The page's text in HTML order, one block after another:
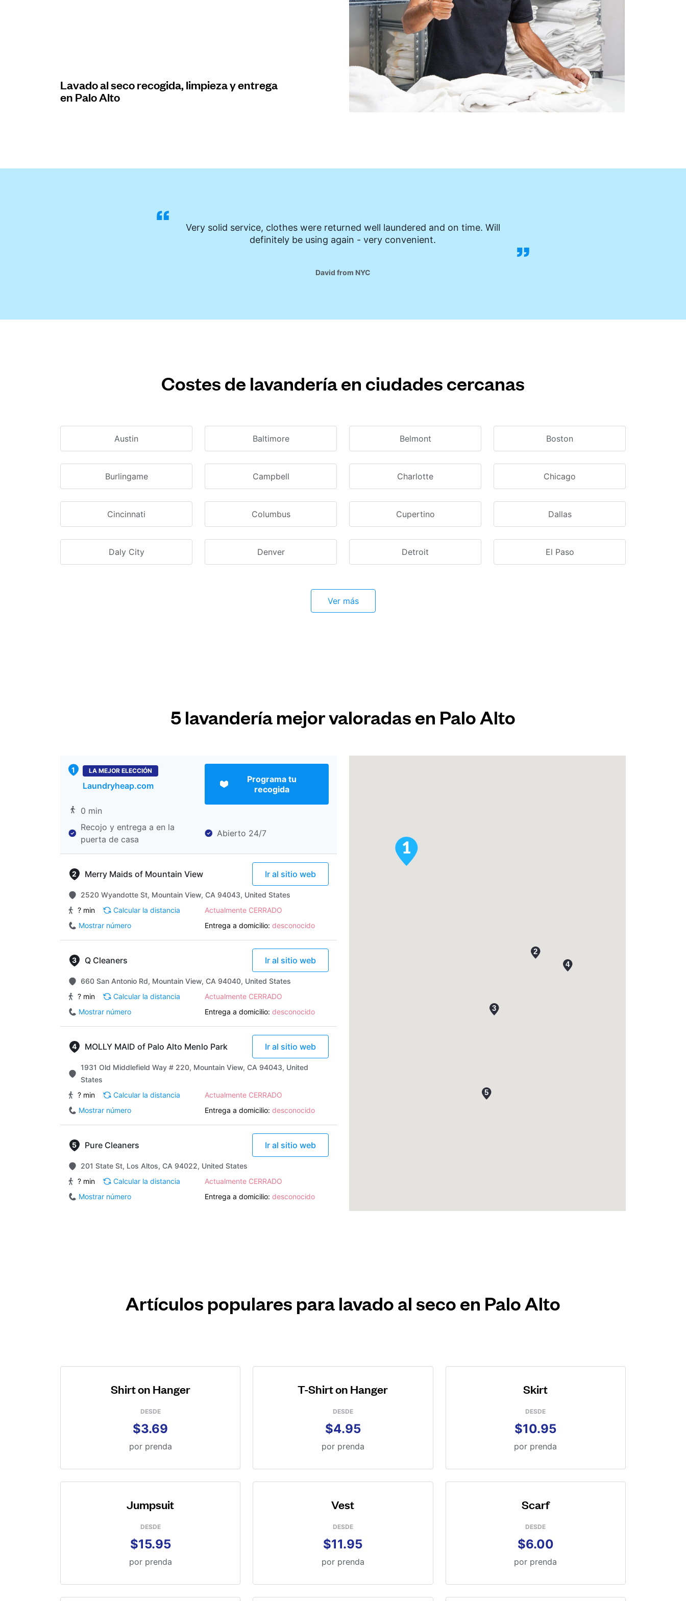
Lavado al seco recogida, limpieza y entrega
en Palo Alto
Very solid service, clothes were returned well laundered and on time. Will
definitely be using again - very convenient.
David from NYC
Costes de lavandería en ciudades cercanas
Austin Baltimore Belmont Boston
Burlingame Campbell Charlotte Chicago
Cincinnati Columbus Cupertino Dallas
Daly City Denver Detroit El Paso
Ver más
5 lavandería mejor valoradas en Palo Alto
LA MEJOR ELECCIÓN
Laundryheap.com
Programa tu
recogida
0 min
Recojo y entrega a en la
puerta de casa
Abierto 24/7
Merry Maids of Mountain View Ir al sitio web
2520 Wyandotte St, Mountain View, CA 94043, United States
? min
Calcular la distancia
Actualmente CERRADO
Mostrar número
Entrega a domicilio: desconocido
Q Cleaners Ir al sitio web
660 San Antonio Rd, Mountain View, CA 94040, United States
? min
Calcular la distancia
Actualmente CERRADO
Mostrar número
Entrega a domicilio: desconocido
MOLLY MAID of Palo Alto Menlo Park Ir al sitio web
1931 Old Middlefield Way # 220, Mountain View, CA 94043, United
States
? min
Calcular la distancia
Actualmente CERRADO
Mostrar número
Entrega a domicilio: desconocido
Pure Cleaners Ir al sitio web
201 State St, Los Altos, CA 94022, United States
? min
Calcular la distancia
Actualmente CERRADO
Mostrar número
Entrega a domicilio: desconocido
Artículos populares para lavado al seco en Palo Alto
Shirt on Hanger
DESDE
$3.69
por prenda
T-Shirt on Hanger
DESDE
$4.95
por prenda
Skirt
DESDE
$10.95
por prenda
Jumpsuit
DESDE
$15.95
por prenda
Vest
DESDE
$11.95
por prenda
Scarf
DESDE
$6.00
por prenda